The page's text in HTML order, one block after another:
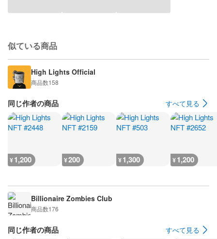
似ている商品
High Lights Official
商品数158
同じ作者の商品 すべて見る
¥1,200 ¥200 ¥1,300 ¥1,200
Billionaire Zombies Club
商品数176
同じ作者の商品 すべて見る